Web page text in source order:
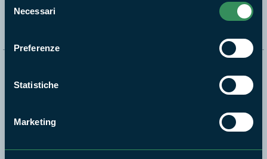
delNecessari
Preferenze
Statistiche
Marketing
Enti di gestione